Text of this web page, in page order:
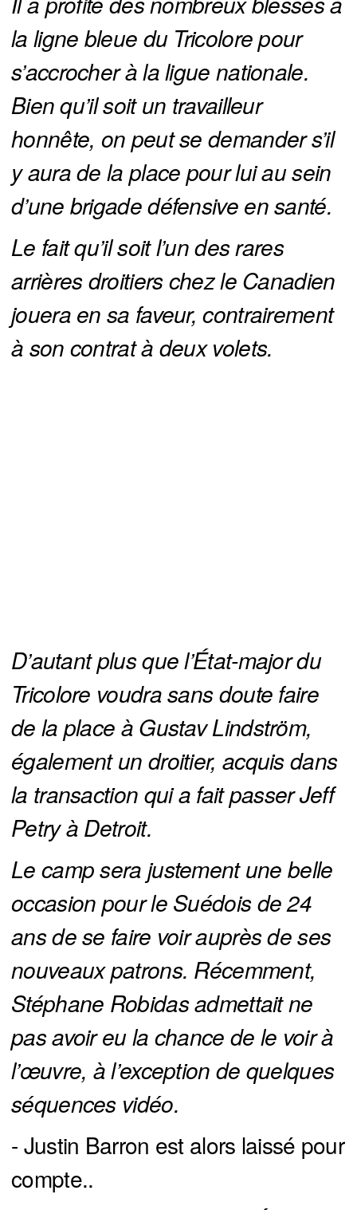
la ligne bleue du Tricolore pour
s’accrocher à la ligue nationale.
Bien qu’il soit un travailleur
honnête, on peut se demander s’il
y aura de la place pour lui au sein
d’une brigade défensive en santé.
Le fait qu’il soit l’un des rares
arrières droitiers chez le Canadien
jouera en sa faveur, contrairement
à son contrat à deux volets.
D’autant plus que l’État-major du
Tricolore voudra sans doute faire
de la place à Gustav Lindström,
également un droitier, acquis dans
la transaction qui a fait passer Jeff
Petry à Detroit.
Le camp sera justement une belle
occasion pour le Suédois de 24
ans de se faire voir auprès de ses
nouveaux patrons. Récemment,
Stéphane Robidas admettait ne
pas avoir eu la chance de le voir à
l’œuvre, à l’exception de quelques
séquences vidéo.
- Justin Barron est alors laissé pour
compte..